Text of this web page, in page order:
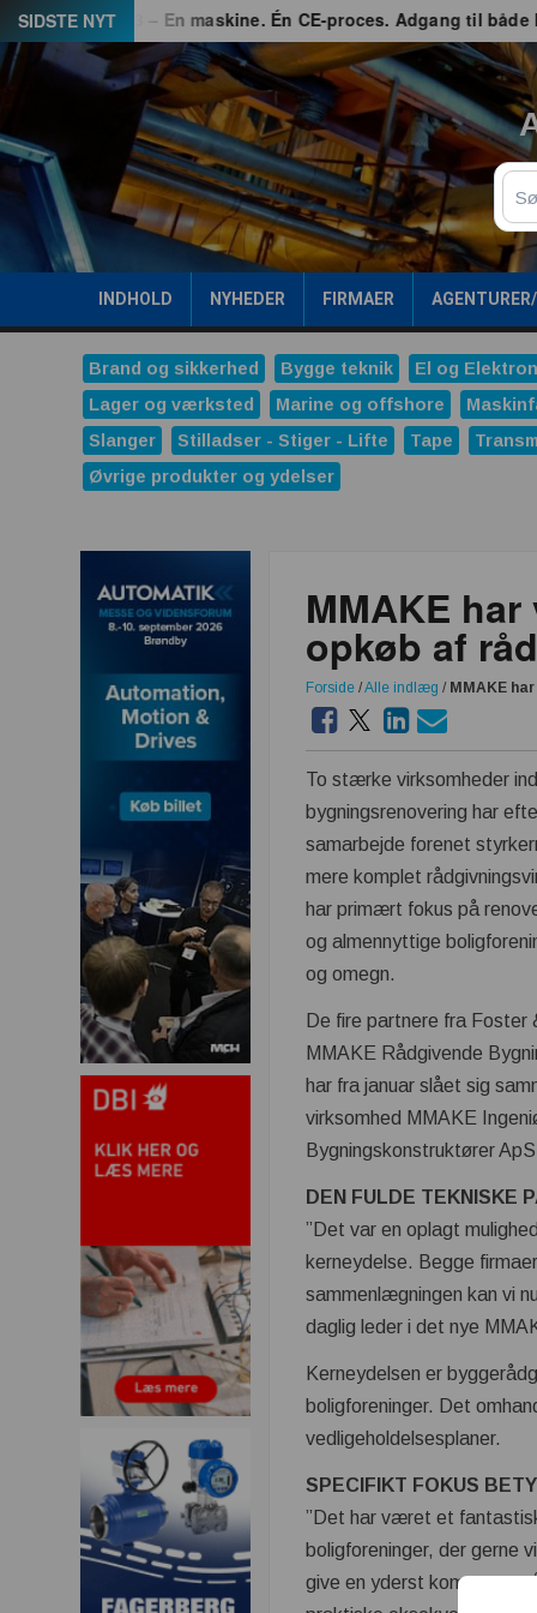
Spring
til
indhold
SIDSTE NYT
G3 – En maskine. Én CE-proces. Adgang til både EU og
Søg
INDHOLD NYHEDER FIRMAER
Brand og sikkerhed Bygge teknik El og
Lager og værksted
Marine og offshore
Slanger
Stilladser - Stiger - Lifte Tape
Øvrige produkter og ydelser
MMAKE
opkøb af
Forside /Alle indlæg / MMAKE
To stærke virksomheder
bygningsrenovering har
samarbejde forenet
mere komplet
har primært fokus på
og almennyttige
og omegn.
De fire partnere fra Foster
MMAKE Rådgivende
har fra januar slået sig
virksomhed MMAKE
Bygningskonstruktører
DEN FULDE TEKNISKE
”Det var en oplagt
kerneydelse. Begge
sammenlægningen kan vi
daglig leder i det nye
Kerneydelsen er
boligforeninger. Det
vedligeholdelsesplaner.
SPECIFIKT FOKUS
”Det har været et
boligforeninger, der gerne
give en yderst kompetent